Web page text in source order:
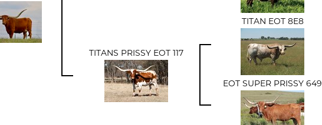
TITANS PRISSY EOT 117
TITAN EOT 8E8
EOT SUPER PRISSY 649